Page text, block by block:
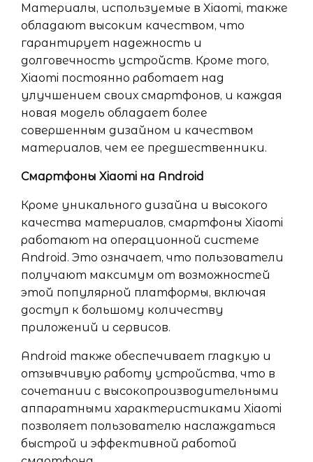
Материалы, используемые в Xiaomi, также
обладают высоким качеством, что
гарантирует надежность и
долговечность устройств. Кроме того,
Xiaomi постоянно работает над
улучшением своих смартфонов, и каждая
новая модель обладает более
совершенным дизайном и качеством
материалов, чем ее предшественники.
Смартфоны Xiaomi на Android
Кроме уникального дизайна и высокого
качества материалов, смартфоны Xiaomi
работают на операционной системе
Android. Это означает, что пользователи
получают максимум от возможностей
этой популярной платформы, включая
доступ к большому количеству
приложений и сервисов.
Android также обеспечивает гладкую и
отзывчивую работу устройства, что в
сочетании с высокопроизводительными
аппаратными характеристиками Xiaomi
позволяет пользователю наслаждаться
быстрой и эффективной работой